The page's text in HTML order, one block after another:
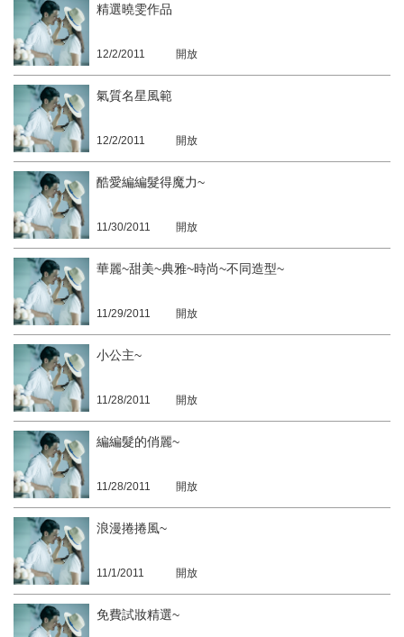
精選曉雯作品
12/2/2011 開放
氣質名星風範
12/2/2011 開放
酷愛編編髮得魔力~
11/30/2011 開放
華麗~甜美~典雅~時尚~不同造型~
11/29/2011 開放
小公主~
11/28/2011 開放
編編髮的俏麗~
11/28/2011 開放
浪漫捲捲風~
11/1/2011 開放
免費試妝精選~